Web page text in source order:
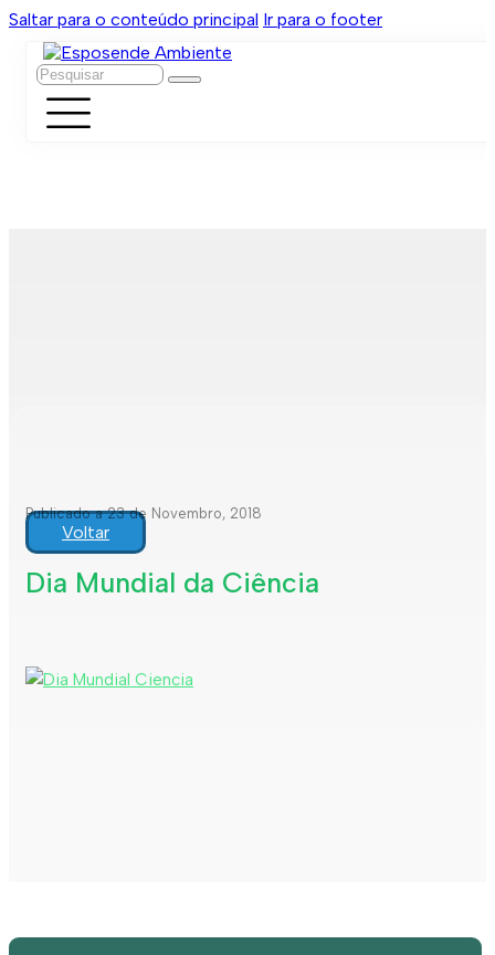
Saltar para o conteúdo principal Ir para o footer
Pesquisar
Publicado a 23 de Novembro, 2018
Voltar
Dia Mundial da Ciência